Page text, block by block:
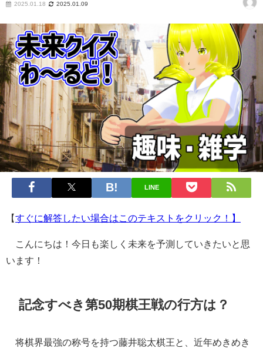
2025.01.18 2025.01.09
LINE
【すぐに解答したい場合はこのテキストをクリック！】
こんにちは！今日も楽しく未来を予測していきたいと思
います！
記念すべき第50期棋王戦の行方は？
将棋界最強の称号を持つ藤井聡太棋王と、近年めきめき